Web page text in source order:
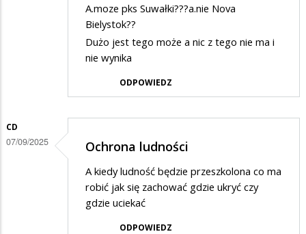
A.moze pks Suwałki???a.nie Nova
Bielystok??
Dużo jest tego może a nic z tego nie ma i
nie wynika
ODPOWIEDZ
CD
07/09/2025 Ochrona ludności
A kiedy ludność będzie przeszkolona co ma
robić jak się zachować gdzie ukryć czy
gdzie uciekać
ODPOWIEDZ